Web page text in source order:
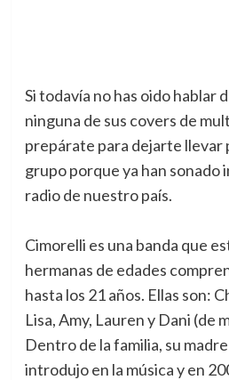
Si todavía no has oido hablar
ninguna de sus covers de
prepárate para dejarte llevar
grupo porque ya han sonado
radio de nuestro país.
Cimorelli es una banda que
hermanas de edades
hasta los 21 años. Ellas son:
Lisa, Amy, Lauren y Dani (de
Dentro de la familia, su
introdujo en la música y en